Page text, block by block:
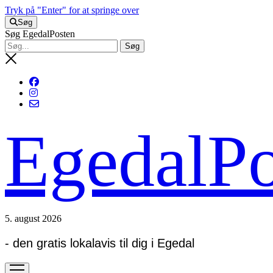
Tryk på "Enter" for at springe over
Søg
Søg EgedalPosten
5. august 2026
- den gratis lokalavis til dig i Egedal
open